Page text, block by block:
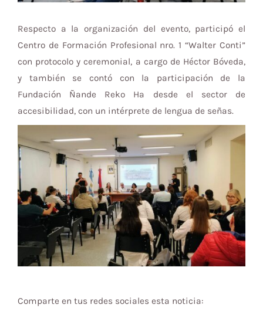
Respecto a la organización del evento, participó el
Centro de Formación Profesional nro. 1 “Walter Conti”
con protocolo y ceremonial, a cargo de Héctor Bóveda,
y también se contó con la participación de la
Fundación Ñande Reko Ha desde el sector de
accesibilidad, con un intérprete de lengua de señas.
Comparte en tus redes sociales esta noticia: